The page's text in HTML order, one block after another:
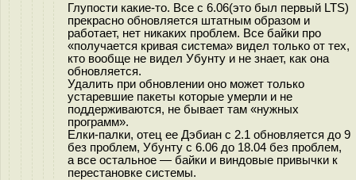
Глупости какие-то. Все с 6.06(это был первый LTS)
прекрасно обновляется штатным образом и
работает, нет никаких проблем. Все байки про
«получается кривая система» видел только от тех,
кто вообще не видел Убунту и не знает, как она
обновляется.
Удалить при обновлении оно может только
устаревшие пакеты которые умерли и не
поддерживаются, не бывает там «нужных
программ».
Елки-палки, отец ее Дэбиан с 2.1 обновляется до 9
без проблем, Убунту с 6.06 до 18.04 без проблем,
а все остальное — байки и виндовые привычки к
перестановке системы.